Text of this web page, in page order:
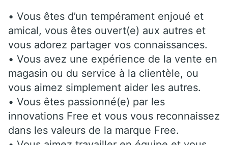
• Vous êtes d’un tempérament enjoué et
amical, vous êtes ouvert(e) aux autres et
vous adorez partager vos connaissances.
• Vous avez une expérience de la vente en
magasin ou du service à la clientèle, ou
vous aimez simplement aider les autres.
• Vous êtes passionné(e) par les
innovations Free et vous vous reconnaissez
dans les valeurs de la marque Free.